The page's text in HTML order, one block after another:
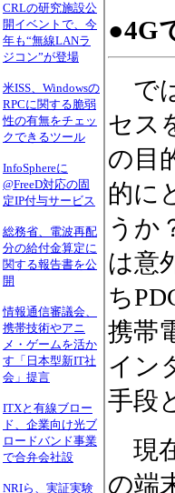
CRLの研究施設公
開イベントで、今
年も“無線LANラ
ジコン”が登場
米ISS、Windowsの
RPCに関する脆弱
性の有無をチェッ
クできるツール
InfoSphereに
@FreeD対応の固
定IP付与サービス
総務省、電波再配
分の給付金算定に
関する報告書を公
開
情報通信審議会、
携帯技術やアニ
メ・ゲームを活か
す「日本型新IT社
会」提言
ITXと有線ブロー
ド、企業向け光ブ
ロードバンド事業
で合弁会社設
NRIら、実証実験
●4G
で
セス
の目
的に
うか
は意
ち
携帯
イン
手段
現
の端